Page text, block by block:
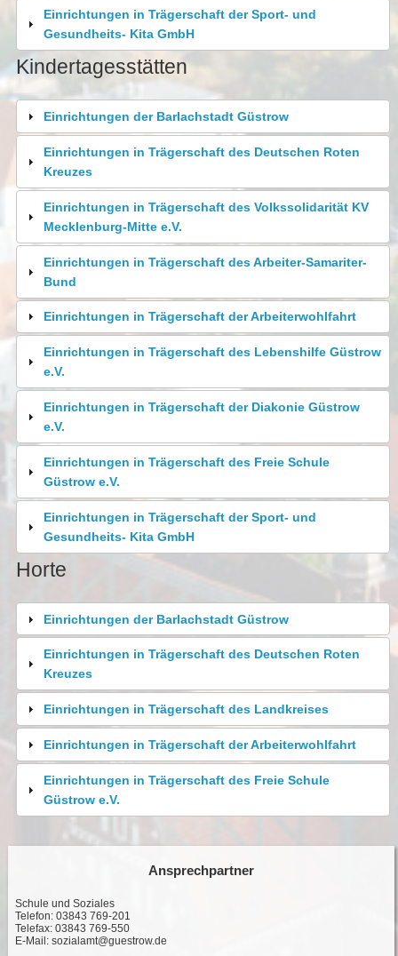
Einrichtungen in Trägerschaft der Sport- und
Gesundheits- Kita GmbH
Kindertagesstätten
Einrichtungen der Barlachstadt Güstrow
Einrichtungen in Trägerschaft des Deutschen Roten
Kreuzes
Einrichtungen in Trägerschaft des Volkssolidarität KV
Mecklenburg-Mitte e.V.
Einrichtungen in Trägerschaft des Arbeiter-Samariter-
Bund
Einrichtungen in Trägerschaft der Arbeiterwohlfahrt
Einrichtungen in Trägerschaft des Lebenshilfe Güstrow
e.V.
Einrichtungen in Trägerschaft der Diakonie Güstrow
e.V.
Einrichtungen in Trägerschaft des Freie Schule
Güstrow e.V.
Einrichtungen in Trägerschaft der Sport- und
Gesundheits- Kita GmbH
Horte
Einrichtungen der Barlachstadt Güstrow
Einrichtungen in Trägerschaft des Deutschen Roten
Kreuzes
Einrichtungen in Trägerschaft des Landkreises
Einrichtungen in Trägerschaft der Arbeiterwohlfahrt
Einrichtungen in Trägerschaft des Freie Schule
Güstrow e.V.
Ansprechpartner
Schule und Soziales
Telefon: 03843 769-201
Telefax: 03843 769-550
E-Mail: sozialamt@guestrow.de